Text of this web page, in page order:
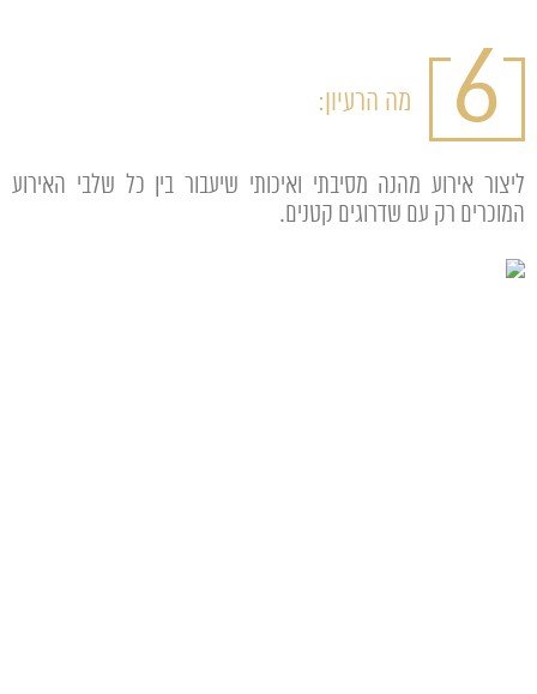
6 מה הרעיון:
ליצור אירוע מהנה מסיבתי ואיכותי שיעבור בין כל שלבי האירוע
המוכרים רק עם שדרוגים קטנים.